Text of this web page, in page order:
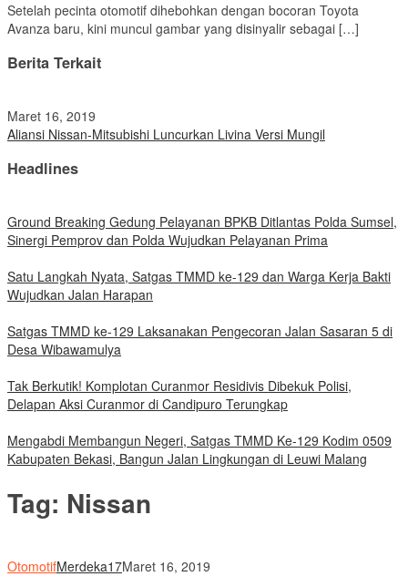
Setelah pecinta otomotif dihebohkan dengan bocoran Toyota
Avanza baru, kini muncul gambar yang disinyalir sebagai […]
Berita Terkait
Maret 16, 2019
Aliansi Nissan-Mitsubishi Luncurkan Livina Versi Mungil
Headlines
Ground Breaking Gedung Pelayanan BPKB Ditlantas Polda Sumsel,
Sinergi Pemprov dan Polda Wujudkan Pelayanan Prima
Satu Langkah Nyata, Satgas TMMD ke-129 dan Warga Kerja Bakti
Wujudkan Jalan Harapan
Satgas TMMD ke-129 Laksanakan Pengecoran Jalan Sasaran 5 di
Desa Wibawamulya
Tak Berkutik! Komplotan Curanmor Residivis Dibekuk Polisi,
Delapan Aksi Curanmor di Candipuro Terungkap
Mengabdi Membangun Negeri, Satgas TMMD Ke-129 Kodim 0509
Kabupaten Bekasi, Bangun Jalan Lingkungan di Leuwi Malang
Tag: Nissan
OtomotifMerdeka17Maret 16, 2019